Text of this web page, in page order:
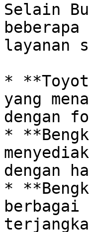
Selain
layanan
*
yang
dengan
*
dengan
*